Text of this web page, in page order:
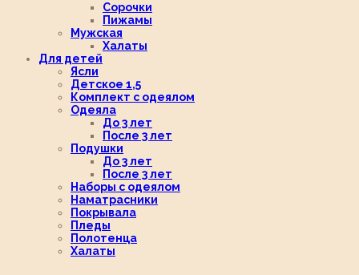
Сорочки
Пижамы
Мужская
Халаты
Для детей
Ясли
Детское 1,5
Комплект с одеялом
Одеяла
До 3 лет
После 3 лет
Подушки
До 3 лет
После 3 лет
Наборы с одеялом
Наматрасники
Покрывала
Пледы
Полотенца
Халаты